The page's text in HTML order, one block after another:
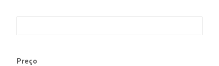
Preço